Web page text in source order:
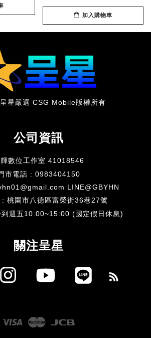
加入購物車
星嚴選 CSG Mobile版權所有
公司資訊
數位工作室 41018546
市電話 : 0983404150
LINE@GBYHN
: 桃園市八德區富榮街36巷27號
到週五10:00~15:00 (國定假日休息)
關注呈星
Instagram YouTube
Visa Master